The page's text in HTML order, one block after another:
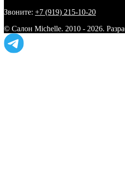
Звоните: +7 (919) 215-10-20
© Салон Michelle. 2010 - 2026.